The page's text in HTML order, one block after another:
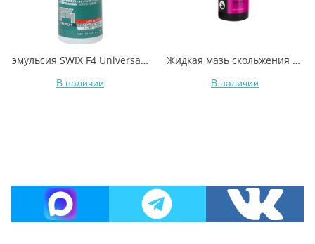
эмульсия SWIX F4 Universal Glide Wax, 80ml
В наличии
Жидкая мазь скольжения VAUHTI GW MID EV-341-LGWM +0/-5°C 80 мл
В наличии